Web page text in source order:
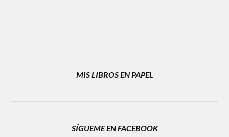
MIS LIBROS EN PAPEL
SÍGUEME EN FACEBOOK